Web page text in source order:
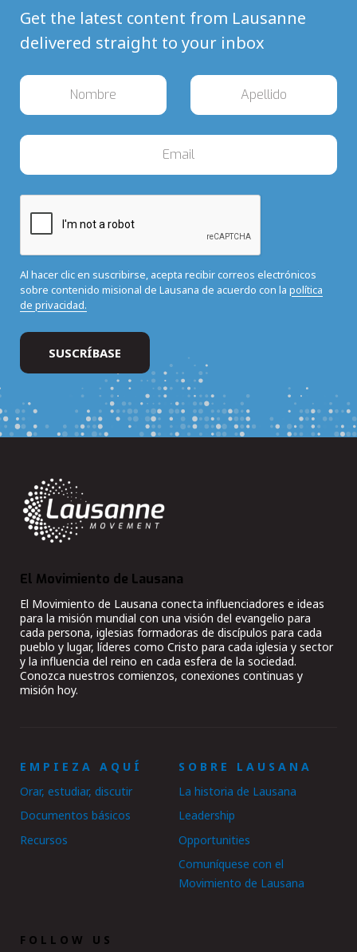
Get the latest content from Lausanne
delivered straight to your inbox
Al hacer clic en suscribirse, acepta recibir correos electrónicos
sobre contenido misional de Lausana de acuerdo con la política
de privacidad.
El Movimiento de Lausana
El Movimiento de Lausana conecta influenciadores e ideas
para la misión mundial con una visión del evangelio para
cada persona, iglesias formadoras de discípulos para cada
pueblo y lugar, líderes como Cristo para cada iglesia y sector
y la influencia del reino en cada esfera de la sociedad.
Conozca nuestros comienzos, conexiones continuas y
misión hoy.
EMPIEZA AQUÍ
Orar, estudiar, discutir
Documentos básicos
Recursos
SOBRE LAUSANA
La historia de Lausana
Leadership
Opportunities
Comuníquese con el
Movimiento de Lausana
FOLLOW US